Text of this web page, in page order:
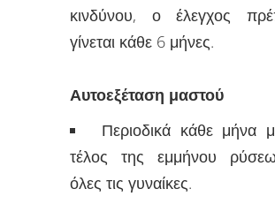
κινδύνου, ο έλεγχος
γίνεται κάθε 6 μήνες.
Αυτοεξέταση μαστού
Περιοδικά κάθε μήνα
τέλος της εμμήνου
όλες τις γυναίκες.